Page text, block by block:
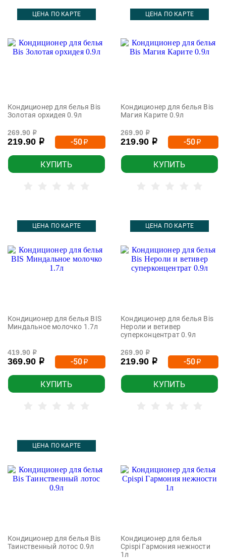
ЦЕНА ПО КАРТЕ
Кондиционер для белья Bis
Золотая орхидея 0.9л
269.90 р
219.90 р -50р
КУПИТЬ
ЦЕНА ПО КАРТЕ
Кондиционер для белья Bis
Магия Карите 0.9л
269.90 р
219.90 р -50р
КУПИТЬ
ЦЕНА ПО КАРТЕ
Кондиционер для белья BIS
Миндальное молочко 1.7л
419.90 р
369.90 р -50р
КУПИТЬ
ЦЕНА ПО КАРТЕ
Кондиционер для белья Bis
Нероли и ветивер
суперконцентрат 0.9л
269.90 р
219.90 р -50р
КУПИТЬ
ЦЕНА ПО КАРТЕ
Кондиционер для белья Bis
Таинственный лотос 0.9л
Кондиционер для белья
Cpispi Гармония нежности
1л